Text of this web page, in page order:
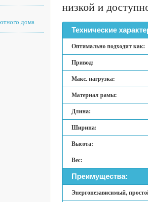
дома
низкой и
Технические
Оптимально подходит как:
Привод:
Макс. нагрузка:
Материал рамы:
Длина:
Ширина:
Высота:
Вес:
Преимущества:
Энергонезависимый,